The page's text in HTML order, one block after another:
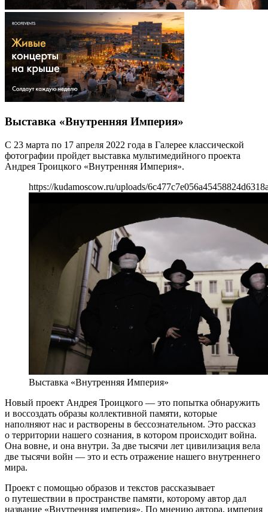
Выставка «Внутренняя Империя»
С 23 марта по 17 апреля 2022 года в Галерее классической
фотографии пройдет выставка мультимедийного проекта
Андрея Троицкого «Внутренняя Империя».
https://kudamoscow.ru/uploads/
Выставка «Внутренняя Империя»
Новый проект Андрея Троицкого — это попытка обнаружить
и воссоздать образы коллективной памяти, которые
наполняют нас и растворены в бессознательном. Это рассказ
о территории нашего сознания, в котором происходит война.
Она вовне, и она внутри. За две тысячи лет цивилизация вела
две тысячи войн — это и есть отражение нашего внутреннего
мира.
Проект с помощью образов и текстов рассказывает
о путешествии в пространстве памяти, которому автор дал
название «Внутренняя империя». По мнению автора, империя